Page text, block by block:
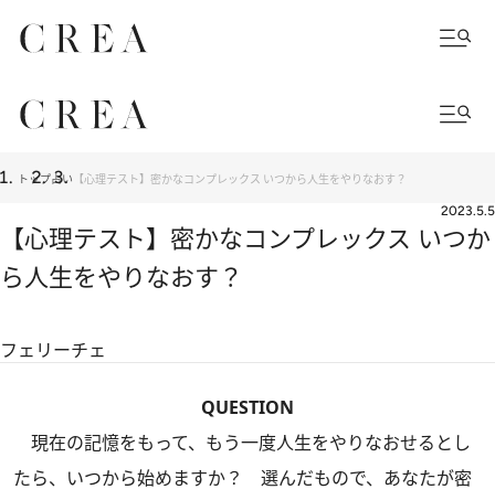
トップ占い 【心理テスト】密かなコンプレックス いつから人生をやりなおす？
2023.5.5
【心理テスト】密かなコンプレックス いつか
ら人生をやりなおす？
フェリーチェ
QUESTION
現在の記憶をもって、もう一度人生をやりなおせるとし
たら、いつから始めますか？ 選んだもので、あなたが密